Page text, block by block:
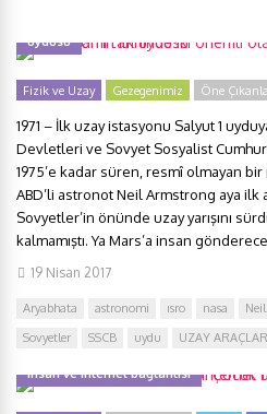
uydusu
Fizik ve Uzay Gezegenimiz Öne
1971 – İlk uzay istasyonu Salyut 1
Devletleri ve Sovyet Sosyalist
1975’e kadar süren, resmî olmayan bir
ABD’li astronot Neil Armstrong aya ilk
Sovyetler’in önünde uzay yarışını
kalmamıştı. Ya Mars’a insan
19 Nisan 2017
Aryabhata astronomi ısro nasa
Sovyetler
SSCB uydu UZAY
Tarihte dört önemli olay: Çocuk felci
insan ve internet bağlantısı